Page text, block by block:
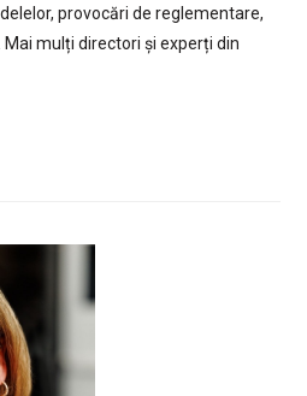
provocări de reglementare,
mulți directori și experți din